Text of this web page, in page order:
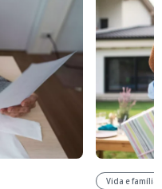
Vida e família